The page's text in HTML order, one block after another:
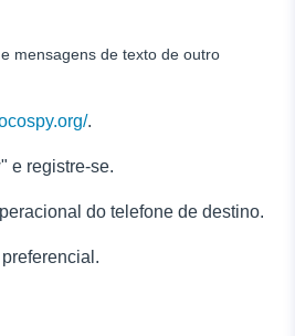
mensagens de texto de outro
.
e registre-se.
do telefone de destino.